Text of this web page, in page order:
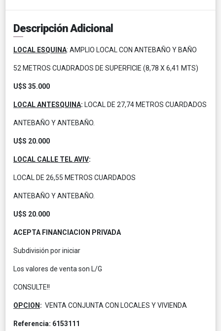
Descripción Adicional
LOCAL ESQUINA: AMPLIO LOCAL CON ANTEBAÑO Y BAÑO
52 METROS CUADRADOS DE SUPERFICIE (8,78 X 6,41 MTS)
U$S 35.000
LOCAL ANTESQUINA: LOCAL DE 27,74 METROS CUARDADOS
ANTEBAÑO Y ANTEBAÑO.
U$S 20.000
LOCAL CALLE TEL AVIV:
LOCAL DE 26,55 METROS CUARDADOS
ANTEBAÑO Y ANTEBAÑO.
U$S 20.000
ACEPTA FINANCIACION PRIVADA
Subdivisión por iniciar
Los valores de venta son L/G
CONSULTE!!
OPCION : VENTA CONJUNTA CON LOCALES Y VIVIENDA
Referencia: 6153111